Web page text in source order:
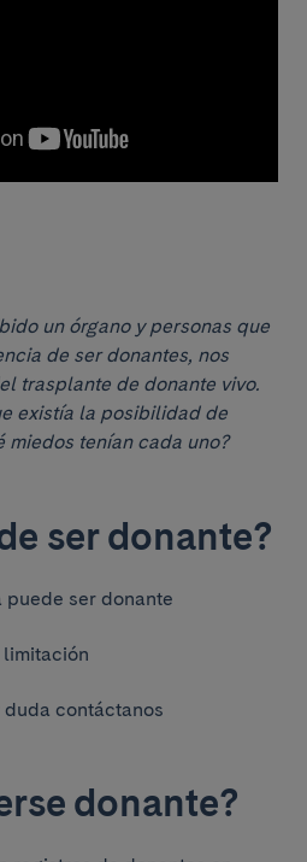
un órgano y personas que
de ser donantes, nos
trasplante de donante vivo.
existía la posibilidad de
miedos tenían cada uno?
ser donante?
ser donante
contáctanos
donante?